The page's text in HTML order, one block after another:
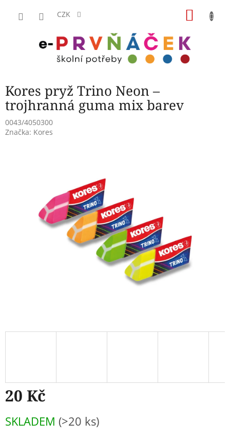
CZK
Kores pryž Trino Neon –
trojhranná guma mix barev
0043/4050300
Značka: Kores
20 Kč
cena:
SKLADEM (>20 ks)